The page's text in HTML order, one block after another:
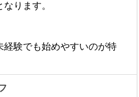
ります。
経験でも始めやすいのが特